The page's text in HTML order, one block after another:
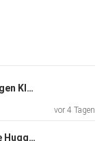
Stop AI: Globaler Widerstand gegen KI-Infrastruktur | Wasner + Steinschaden #16
vor 4 Tagen
OpenAI's KI brach aus und hackte Hugging Face | Wasner + Steinschaden #15